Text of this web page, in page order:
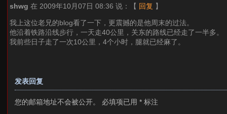
shwg 在 2009年10月07日 08:36 说： 【 回复 】
我上这位老兄的blog看了一下，更震撼的是他周末的过法。
他沿着铁路沿线步行，一天走40公里，关东的路线已经走了一半多。
我前些日子走了一次10公里，4个小时，腿就已经麻了。
发表回复
您的邮箱地址不会被公开。 必填项已用 * 标注